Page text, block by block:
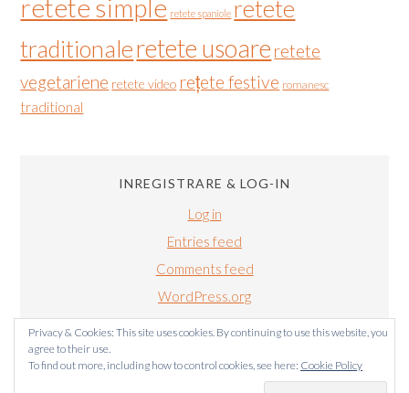
retete simple retete spaniole retete
traditionaleretete usoare retete
vegetariene retete video rețete festive romanesc
traditional
INREGISTRARE & LOG-IN
Log in
Entries feed
Comments feed
WordPress.org
Privacy & Cookies: This site uses cookies. By continuing to use this website, you
agree to their use.
To find out more, including how to control cookies, see here: Cookie Policy